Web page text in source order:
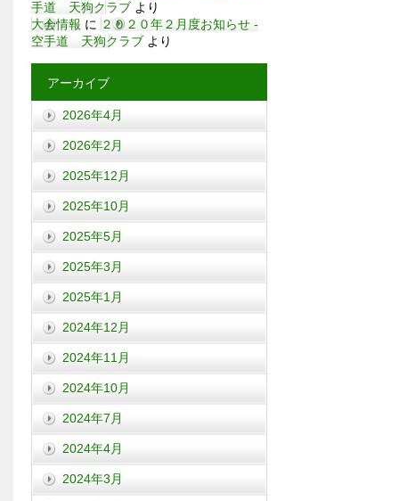
手道 天狗クラブ より
大会情報 に ２０２０年２月度お知らせ -
空手道 天狗クラブ より
アーカイブ
2026年4月
2026年2月
2025年12月
2025年10月
2025年5月
2025年3月
2025年1月
2024年12月
2024年11月
2024年10月
2024年7月
2024年4月
2024年3月